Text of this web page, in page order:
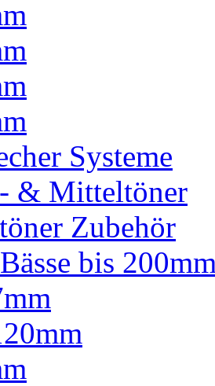
Systeme
& Mitteltöner
Zubehör
bis